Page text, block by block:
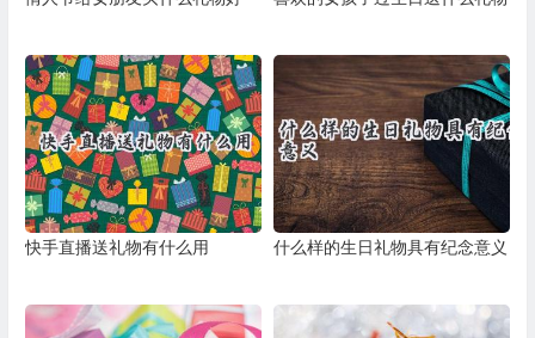
快手直播送礼物有什么用 什么样的生日礼物具有纪念意义